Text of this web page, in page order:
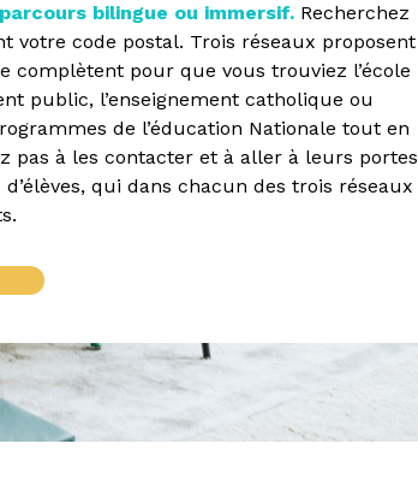
bilingue ou immersif.Recherchez
votre code postal. Trois réseaux proposent
complètent pour que vous trouviez l’école
public, l’enseignement catholique ou
de l’éducation Nationale tout en
pas à les contacter et à aller à leurs portes
qui dans chacun des trois réseaux